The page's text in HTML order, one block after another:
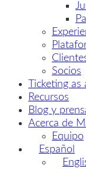
Socios
Ticketing as
Recursos
Blog y
Acerca de
Equipo
Español